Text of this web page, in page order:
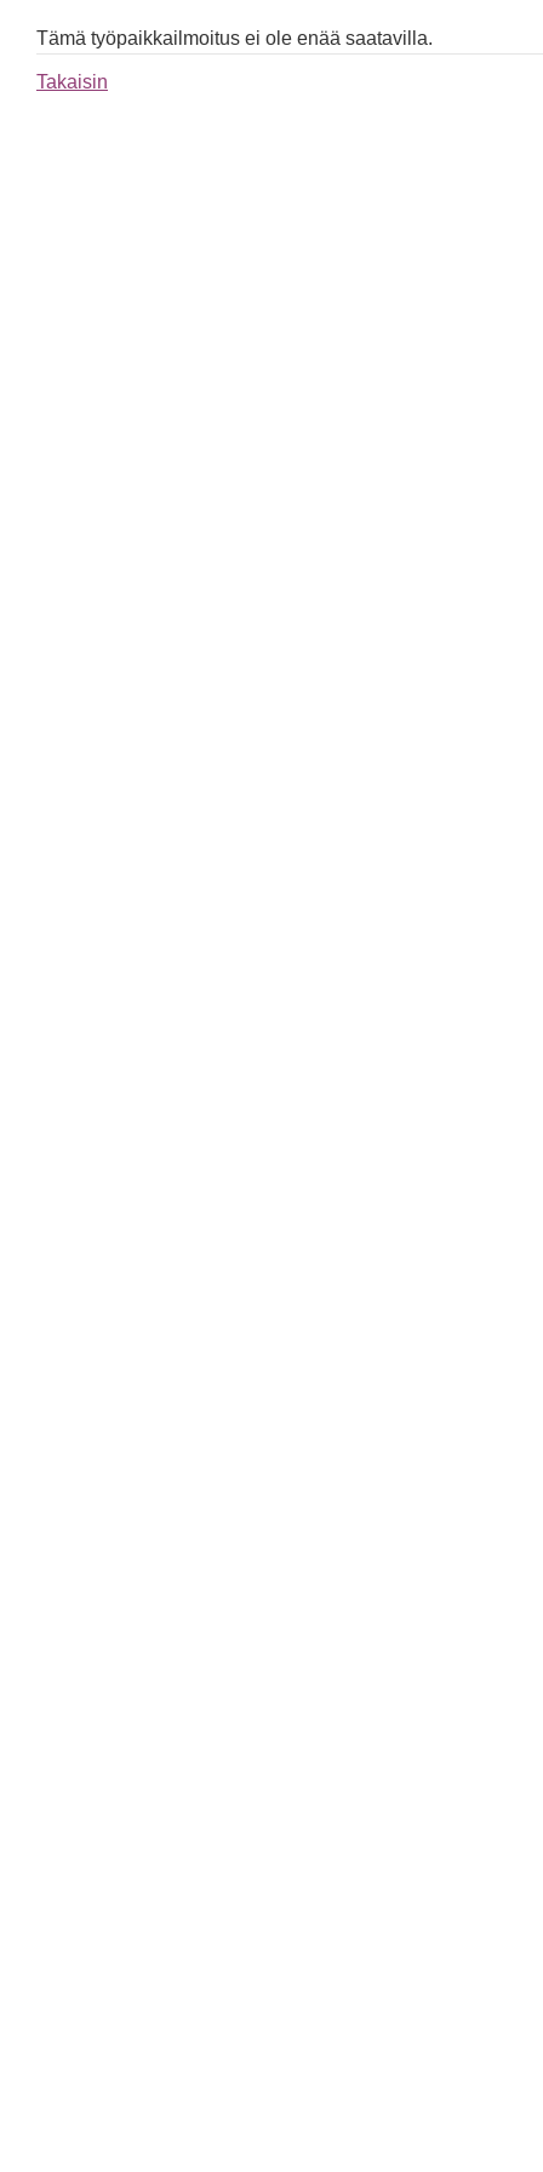
Tämä työpaikkailmoitus ei ole enää saatavilla.
Takaisin